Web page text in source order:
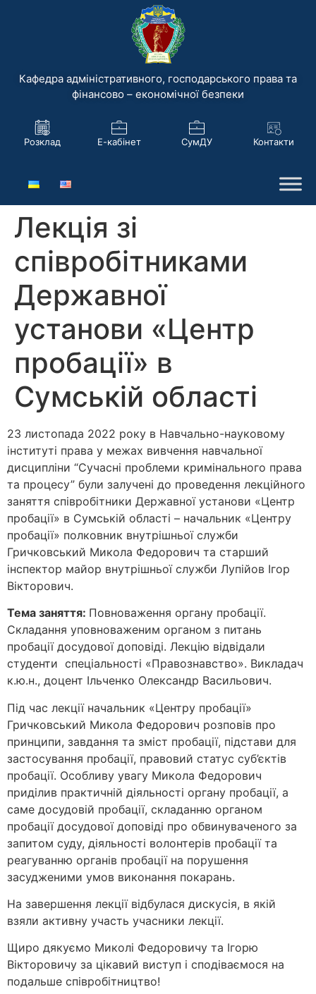
Кафедра адміністративного, господарського права та
фінансово – економічної безпеки
Розклад Е-кабінет СумДУ Контакти
Лекція зі
співробітниками
Державної
установи «Центр
пробації» в
Сумській області
23 листопада 2022 року в Навчально-науковому
інституті права у межах вивчення навчальної
дисципліни “Сучасні проблеми кримінального права
та процесу” були залучені до проведення лекційного
заняття співробітники Державної установи «Центр
пробації» в Сумській області – начальник «Центру
пробації» полковник внутрішньої служби
Гричковський Микола Федорович та старший
інспектор майор внутрішньої служби Лупійов Ігор
Вікторович.
Тема заняття: Повноваження органу пробації.
Складання уповноваженим органом з питань
пробації досудової доповіді. Лекцію відвідали
студенти спеціальності «Правознавство». Викладач
к.ю.н., доцент Ільченко Олександр Васильович.
Під час лекції начальник «Центру пробації»
Гричковський Микола Федорович розповів про
принципи, завдання та зміст пробації, підстави для
застосування пробації, правовий статус суб’єктів
пробації. Особливу увагу Микола Федорович
приділив практичній діяльності органу пробації, а
саме досудовій пробації, складанню органом
пробації досудової доповіді про обвинуваченого за
запитом суду, діяльності волонтерів пробації та
реагуванню органів пробації на порушення
засудженими умов виконання покарань.
На завершення лекції відбулася дискусія, в якій
взяли активну участь учасники лекції.
Щиро дякуємо Миколі Федоровичу та Ігорю
Вікторовичу за цікавий виступ і сподіваємося на
подальше співробітництво!